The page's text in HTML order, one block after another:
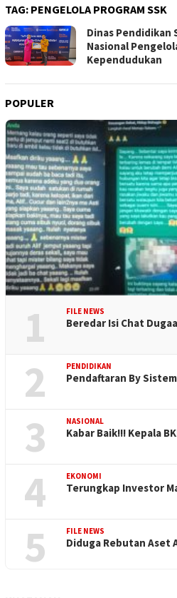
TAG: PENGELOLA PROGRAM SSK
Dinas Pendidikan
Nasional
Kependudukan
POPULER
1 FILE NEWS
Beredar Isi Chat
2 PENDIDIKAN
Pendaftaran By
3 NASIONAL
Kabar Baik!!! Kepala
4 EKONOMI
Terungkap Investor
5 FILE NEWS
Diduga Rebutan Aset